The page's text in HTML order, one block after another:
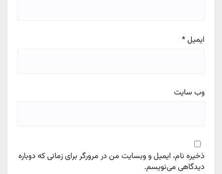
ایمیل*
وب‌ سایت
ذخیره نام، ایمیل و وبسایت من در مرورگر برای زمانی که دوباره
دیدگاهی می‌نویسم.